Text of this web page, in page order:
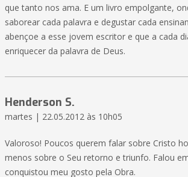
que tanto nos ama. E um livro empolgante,
saborear cada palavra e degustar cada
abençoe a esse jovem escritor e que a cada
enriquecer da palavra de Deus.
Henderson S.
martes | 22.05.2012 às 10h05
Valoroso! Poucos querem falar sobre Cristo
menos sobre o Seu retorno e triunfo. Falou
conquistou meu gosto pela Obra.